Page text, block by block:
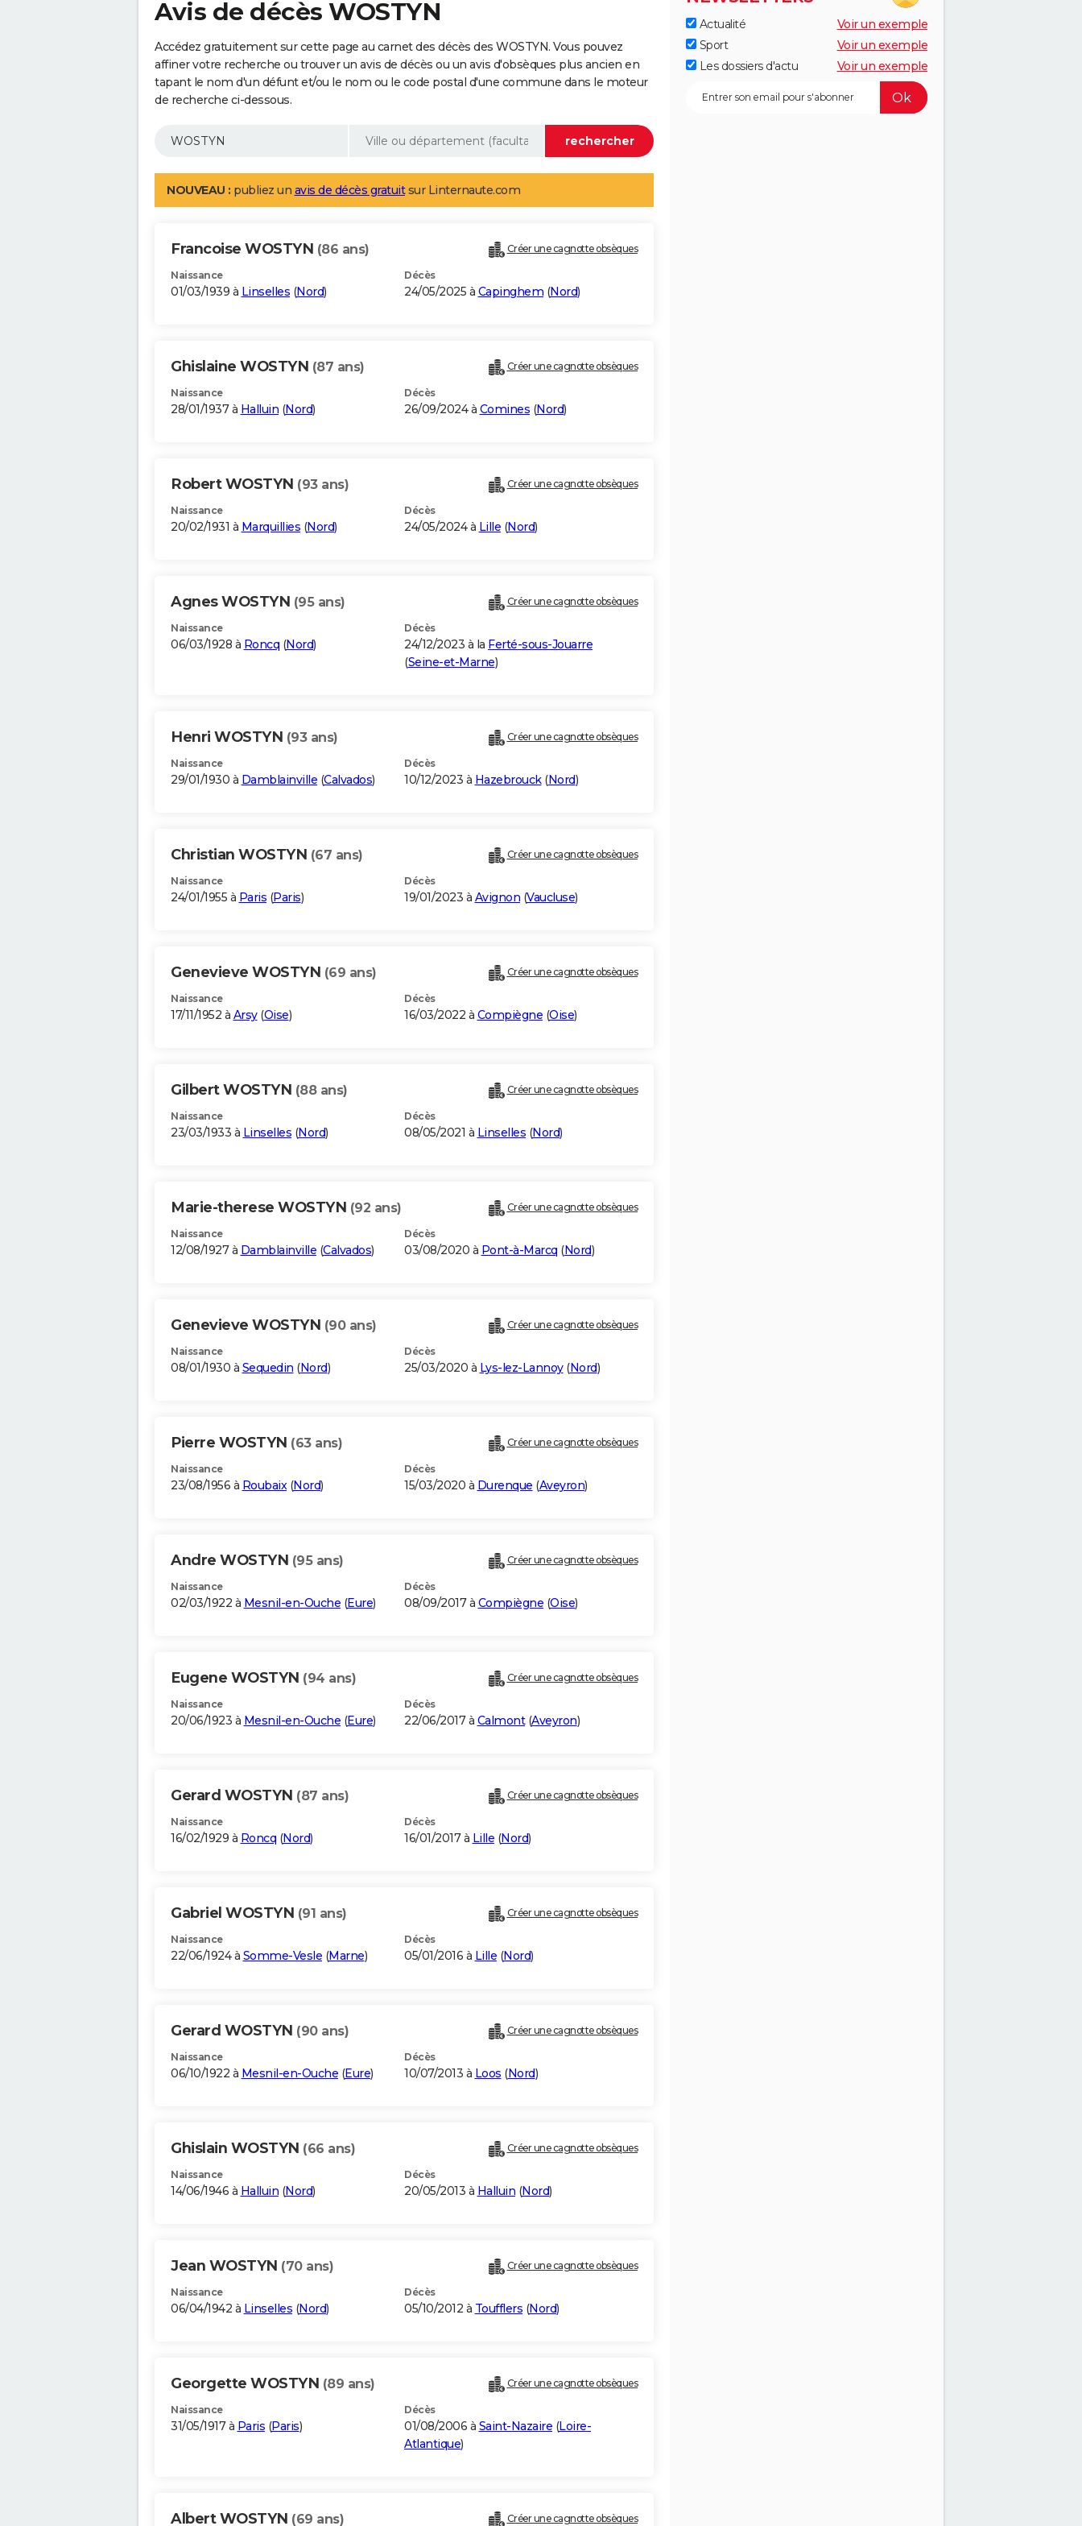
Avis de décès WOSTYN
Accédez gratuitement sur cette page au carnet des décès des WOSTYN. Vous pouvez
affiner votre recherche ou trouver un avis de décès ou un avis d'obsèques plus ancien en
tapant le nom d'un défunt et/ou le nom ou le code postal d'une commune dans le moteur
de recherche ci-dessous.
NOUVEAU : publiez un avis de décès gratuitsur Linternaute.com
Francoise WOSTYN (86 ans) Créer une cagnotte obsèques
Naissance
01/03/1939 à Linselles (Nord)
Décès
24/05/2025 à Capinghem (Nord)
Ghislaine WOSTYN (87 ans) Créer une cagnotte obsèques
Naissance
28/01/1937 à Halluin (Nord)
Décès
26/09/2024 à Comines (Nord)
Robert WOSTYN (93 ans) Créer une cagnotte obsèques
Naissance
20/02/1931 à Marquillies (Nord)
Décès
24/05/2024 à Lille (Nord)
Agnes WOSTYN (95 ans) Créer une cagnotte obsèques
Naissance
06/03/1928 à Roncq (Nord)
Décès
24/12/2023 à la Ferté-sous-Jouarre
(Seine-et-Marne)
Henri WOSTYN (93 ans) Créer une cagnotte obsèques
Naissance
29/01/1930 à Damblainville (Calvados)
Décès
10/12/2023 à Hazebrouck(Nord)
Christian WOSTYN (67 ans) Créer une cagnotte obsèques
Naissance
24/01/1955 à Paris (Paris)
Décès
19/01/2023 à Avignon (Vaucluse)
Genevieve WOSTYN (69 ans) Créer une cagnotte obsèques
Naissance
17/11/1952 à Arsy(Oise)
Décès
16/03/2022 à Compiègne (Oise)
Gilbert WOSTYN (88 ans) Créer une cagnotte obsèques
Naissance
23/03/1933 à Linselles (Nord)
Décès
08/05/2021 à Linselles (Nord)
Marie-therese WOSTYN (92 ans) Créer une cagnotte obsèques
Naissance
12/08/1927 à Damblainville (Calvados)
Décès
03/08/2020 à Pont-à-Marcq (Nord)
Genevieve WOSTYN (90 ans) Créer une cagnotte obsèques
Naissance
08/01/1930 à Sequedin (Nord)
Décès
25/03/2020 à Lys-lez-Lannoy(Nord)
Pierre WOSTYN (63 ans) Créer une cagnotte obsèques
Naissance
23/08/1956 à Roubaix(Nord)
Décès
15/03/2020 à Durenque (Aveyron)
Andre WOSTYN (95 ans) Créer une cagnotte obsèques
Naissance
02/03/1922 à Mesnil-en-Ouche (Eure)
Décès
08/09/2017 à Compiègne (Oise)
Eugene WOSTYN (94 ans) Créer une cagnotte obsèques
Naissance
20/06/1923 à Mesnil-en-Ouche (Eure)
Décès
22/06/2017 à Calmont(Aveyron)
Gerard WOSTYN (87 ans) Créer une cagnotte obsèques
Naissance
16/02/1929 à Roncq (Nord)
Décès
16/01/2017 à Lille (Nord)
Gabriel WOSTYN (91 ans) Créer une cagnotte obsèques
Naissance
22/06/1924 à Somme-Vesle (Marne)
Décès
05/01/2016 à Lille (Nord)
Gerard WOSTYN (90 ans) Créer une cagnotte obsèques
Naissance
06/10/1922 à Mesnil-en-Ouche (Eure)
Décès
10/07/2013 à Loos (Nord)
Ghislain WOSTYN (66 ans) Créer une cagnotte obsèques
Naissance
14/06/1946 à Halluin (Nord)
Décès
20/05/2013 à Halluin (Nord)
Jean WOSTYN (70 ans) Créer une cagnotte obsèques
Naissance
06/04/1942 à Linselles (Nord)
Décès
05/10/2012 à Toufflers (Nord)
Georgette WOSTYN (89 ans) Créer une cagnotte obsèques
Naissance
31/05/1917 à Paris (Paris)
Décès
01/08/2006 à Saint-Nazaire (Loire-
Atlantique)
Albert WOSTYN (69 ans) Créer une cagnotte obsèques
Actualité
Voir un exemple
Sport
Voir un exemple
Les dossiers d'actu
Voir un exemple